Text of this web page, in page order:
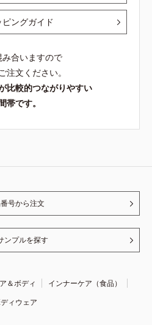
ピングガイド
み合いますので
注文ください。
比較的つながりやすい
帯です。
号から注文
ンプルを探す
＆ボディ
インナーケア（食品）
ィウェア